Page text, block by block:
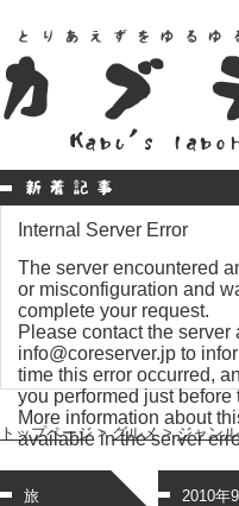
Internal Server Error
The server encountered
or misconfiguration and
complete your request.
Please contact the server
info@coreserver.jp to
time this error occurred,
you performed just before
More information about
available in the server
トップページ>グルメ>ジャン
旅 2010年